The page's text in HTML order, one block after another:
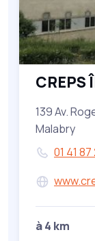
139 Av.
Malabry
01 41
à 4 km